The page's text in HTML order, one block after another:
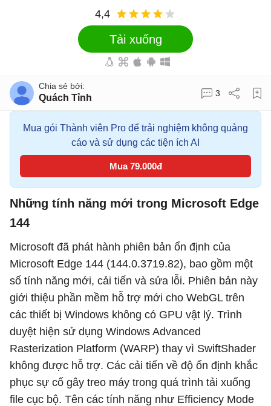
4,4
Tải xuống
Quách Tỉnh 3
Mua gói Thành viên Pro để trải nghiệm không quảng
cáo và sử dụng các tiện ích AI
Mua 79.000đ
Những tính năng mới trong Microsoft Edge
144
Microsoft đã phát hành phiên bản ổn định của
Microsoft Edge 144 (144.0.3719.82), bao gồm một
số tính năng mới, cải tiến và sửa lỗi. Phiên bản này
giới thiệu phần mềm hỗ trợ mới cho WebGL trên
các thiết bị Windows không có GPU vật lý. Trình
duyệt hiện sử dụng Windows Advanced
Rasterization Platform (WARP) thay vì SwiftShader
không được hỗ trợ. Các cải tiến về độ ổn định khắc
phục sự cố gây treo máy trong quá trình tải xuống
file cục bộ. Tên các tính năng như Efficiency Mode